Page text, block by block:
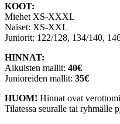
KOOT:
Miehet XS‐XXXL
Naiset: XS‐XXL
Juniorit: 122/128, 134/140,
HINNAT:
Aikuisten mallit: 40€
Junioreiden mallit: 35€
HUOM! Hinnat ovat
Tilatessa seuralle tai ryhmälle